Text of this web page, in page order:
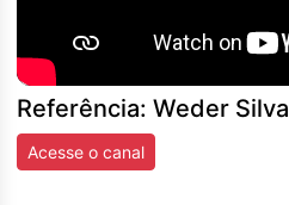
Referência: Weder Silva
Acesse o canal